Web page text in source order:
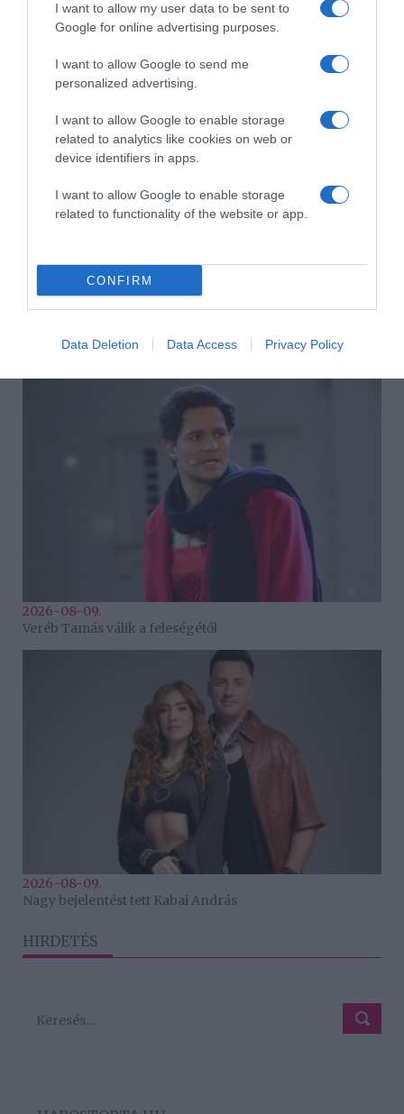
I want to allow my user data to be sent to
Google for online advertising purposes.
I want to allow Google to send me
personalized advertising.
I want to allow Google to enable storage
related to analytics like cookies on web or
device identifiers in apps.
I want to allow Google to enable storage
related to functionality of the website or app.
CONFIRM
Data Deletion Data Access Privacy Policy
2026-08-09.
Citromos tiramisu recept limoncellóval
2026-08-09.
Ha izzadsz, erre a 3 létfontosságú elemre van szükség
2026-08-09.
Veréb Tamás válik a feleségétől
2026-08-09.
Nagy bejelentést tett Kabai András
HIRDETÉS